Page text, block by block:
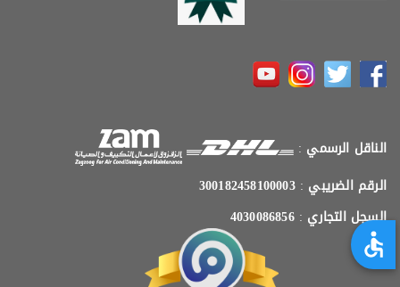
الناقل الرسمي:
الرقم الضريبي:
300182458100003
السجل التجاري:
4030086856